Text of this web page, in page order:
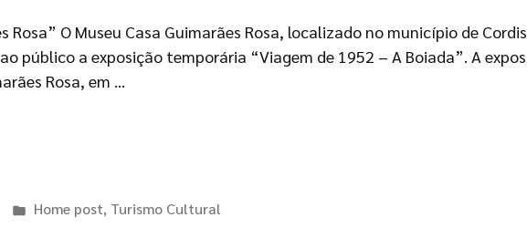
O Museu Casa Guimarães Rosa, localizado no município de
público a exposição temporária “Viagem de 1952 – A Boiada”. A
Rosa, em …
Home post, Turismo Cultural